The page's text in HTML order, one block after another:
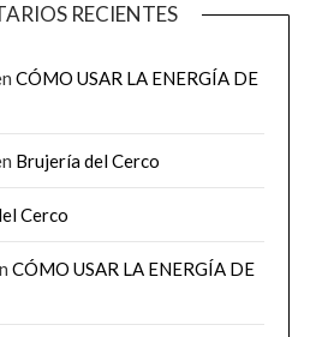
RECIENTES
CÓMO USAR LA ENERGÍA DE
Brujería del Cerco
Cerco
CÓMO USAR LA ENERGÍA DE